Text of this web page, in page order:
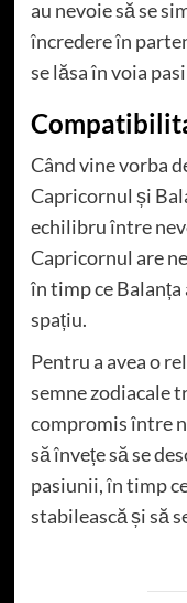
au nevoie să se
încredere în
se lăsa în voia
Când vine vorba
Capricornul și
echilibru între
Capricornul are
în timp ce
spațiu.
Pentru a avea o
semne zodiacale
compromis între
să învețe să se
pasiunii, în timp
stabilească și să